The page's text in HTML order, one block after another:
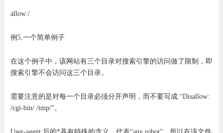
allow:/
例5.一个简单例子
在这个例子中，该网站有三个目录对搜索引擎的访问做了限制，即
搜索引擎不会访问这三个目录。
需要注意的是对每一个目录必须分开声明，而不要写成 “Disallow:
/cgi-bin/ /tmp/”。